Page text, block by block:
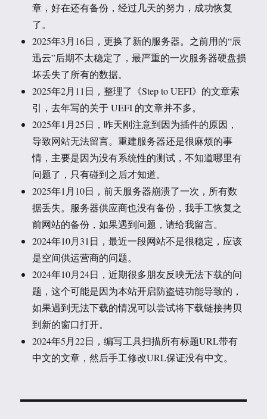
章，好在还有备份，经过几天的努力，成功恢复
了。
2025年3月16日，更换了新的服务器。之前用的“辰
迅云”后期不太稳定了，最严重的一次服务器硬盘损
坏丢失了所有的数据。
2025年2月11日，整理了《Step to UEFI》的文章索
引，去年写的关于 UEFI 的文章并不多。
2025年1月25日，昨天刚注意到因为插件的原因，
导致网站无法留言。重建服务器还是很麻烦的事
情，主要是因为没有系统性的测试，不知道哪里有
问题了，只有碰到之后才知道。
2025年1月10日，前天服务器崩溃了一次，所有数
据丢失。服务器供应商也没有备份，我手工恢复之
前网站的备份，如果遇到问题，请给我留言。
2024年10月31日，最近一段网站不是很稳定，应该
是空间供运营商的问题。
2024年10月24日，近期很多朋友反映无法下载的问
题，这个可能是因为本站开启防盗链功能导致的，
如果遇到无法下载的情况可以尝试将下载链接拷贝
到新的窗口打开。
2024年5月22日，编写工具扫描所有标题URL带有
中文的文章，然后手工修改URL保证没有中文。